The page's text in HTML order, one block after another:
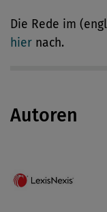
Die Rede im
hier nach.
Autoren